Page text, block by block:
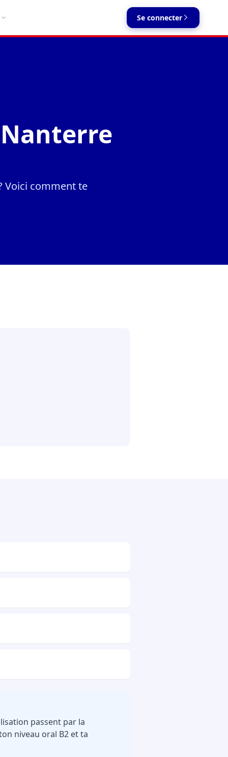
Se connecter
Voici comment te
passent par la
niveau oral B2 et ta